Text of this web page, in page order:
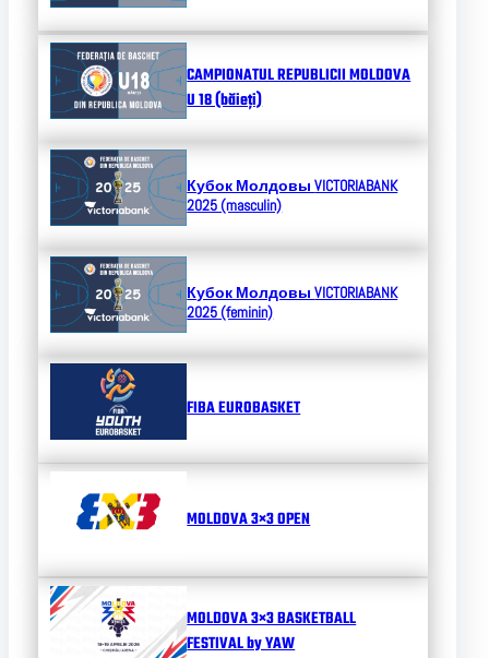
CAMPIONATUL REPUBLICII MOLDOVA
U 18 (băieți)
Кубок МолдовыVICTORIABANK
2025 (masculin)
Кубок МолдовыVICTORIABANK
2025 (feminin)
FIBA EUROBASKET
MOLDOVA 3×3 OPEN
MOLDOVA 3×3 BASKETBALL
FESTIVAL by YAW